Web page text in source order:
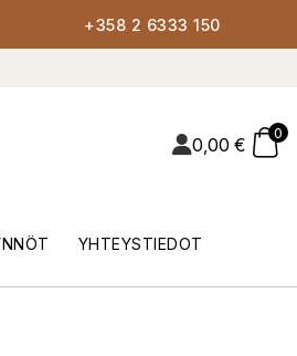
+358 2 6333 150
0,00 €
0
YHTEYSTIEDOT